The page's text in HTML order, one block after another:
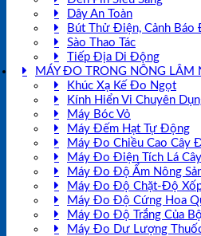
Dây An Toàn
Bút Thử Điện, Cảnh Báo
Sào Thao Tác
Tiếp Địa Di Động
MÁY ĐO TRONG NÔNG LÂM
Khúc Xạ Kế Đo Ngọt
Kính Hiển Vi Chuyên
Máy Bóc Vỏ
Máy Đếm Hạt Tự Động
Máy Đo Chiều Cao Cây
Máy Đo Điện Tích Lá Cây
Máy Đo Độ Ẩm Nông
Máy Đo Độ Chặt-Độ
Máy Đo Độ Cứng Hoa
Máy Đo Độ Trắng Của
Máy Đo Dư Lượng